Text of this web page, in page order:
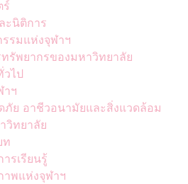
ร์
ะนิติการ
รมแห่งจุฬาฯ
รัพยากรของมหาวิทยาลัย
ไป
าฯ
ภัย อาชีวอนามัยและสิ่งแวดล้อม
วิทยาลัย
ท
รเรียนรู้
พแห่งจุฬาฯ